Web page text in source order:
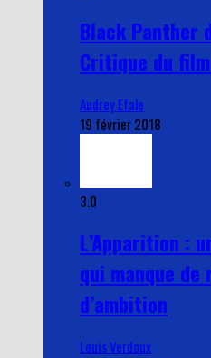
Black Panther
Critique du
Audrey Efale
19 février 2018
3.0
L’Apparition :
qui manque de
d’ambition
Louis Verdoux